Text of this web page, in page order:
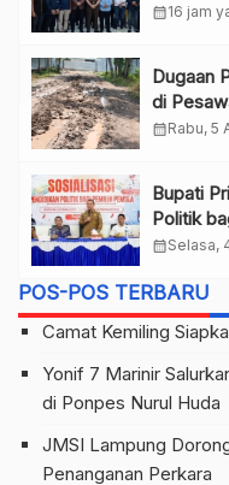
calendar_month16 jam
Dugaan
di
calendar_monthRabu, 5
Bupati
Politik
calendar_monthSelasa,
POS-POS TERBARU
Camat Kemiling
Yonif 7 Marinir
di Ponpes Nurul Huda
JMSI Lampung
Penanganan Perkara